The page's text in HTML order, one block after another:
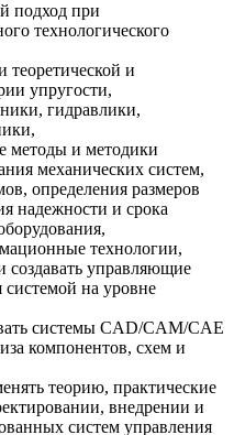
подход при
технологического
теоретической и
упругости,
гидравлики,
методы и методики
механических систем,
определения размеров
надежности и срока
технологии,
создавать управляющие
на уровне
системы CAD/CAM/CAE
компонентов, схем и
теорию, практические
внедрении и
систем управления